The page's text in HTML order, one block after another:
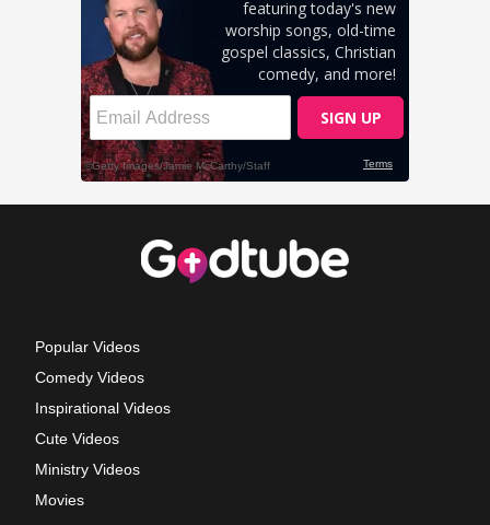
Popular Videos
Comedy Videos
Inspirational Videos
Cute Videos
Ministry Videos
Movies